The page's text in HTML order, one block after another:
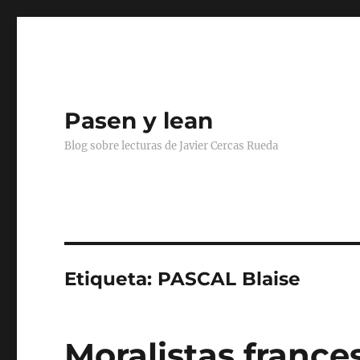
Pasen y lean
Blog sobre lecturas de Javier Cercas Rueda
Etiqueta: PASCAL Blaise